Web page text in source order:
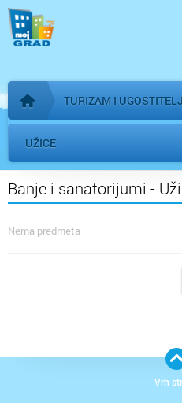
Početna stranica
TURIZAM I
UŽICE
Banje i sanatorijumi -
Nema predmeta
Vrh